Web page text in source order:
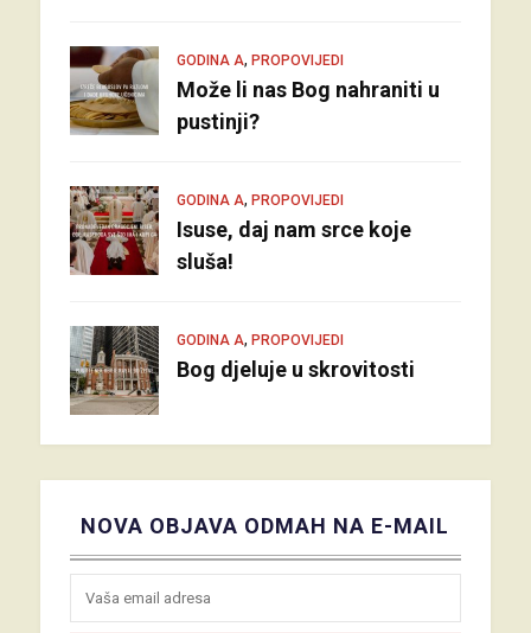
GODINA A, PROPOVIJEDI
Može li nas Bog nahraniti u
pustinji?
GODINA A, PROPOVIJEDI
Isuse, daj nam srce koje
sluša!
GODINA A, PROPOVIJEDI
Bog djeluje u skrovitosti
NOVA OBJAVA ODMAH NA E-MAIL